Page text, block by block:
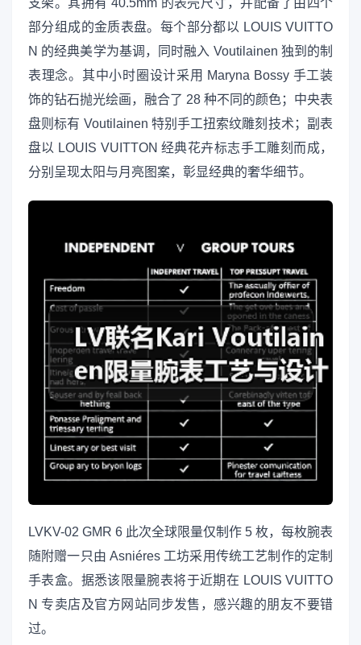
支架。其拥有 40.5mm 的表壳尺寸，并配备了由四个
部分组成的金质表盘。每个部分都以 LOUIS VUITTO
N 的经典美学为基调，同时融入 Voutilainen 独到的制
表理念。其中小时圈设计采用 Maryna Bossy 手工装
饰的钻石抛光绘画，融合了 28 种不同的颜色；中央表
盘则标有 Voutilainen 特别手工扭索纹雕刻技术；副表
盘以 LOUIS VUITTON 经典花卉标志手工雕刻而成，
分别呈现太阳与月亮图案，彰显经典的奢华细节。
LVKV-02 GMR 6 此次全球限量仅制作 5 枚，每枚腕表
随附赠一只由 Asniéres 工坊采用传统工艺制作的定制
手表盒。据悉该限量腕表将于近期在 LOUIS VUITTO
N 专卖店及官方网站同步发售，感兴趣的朋友不要错
过。